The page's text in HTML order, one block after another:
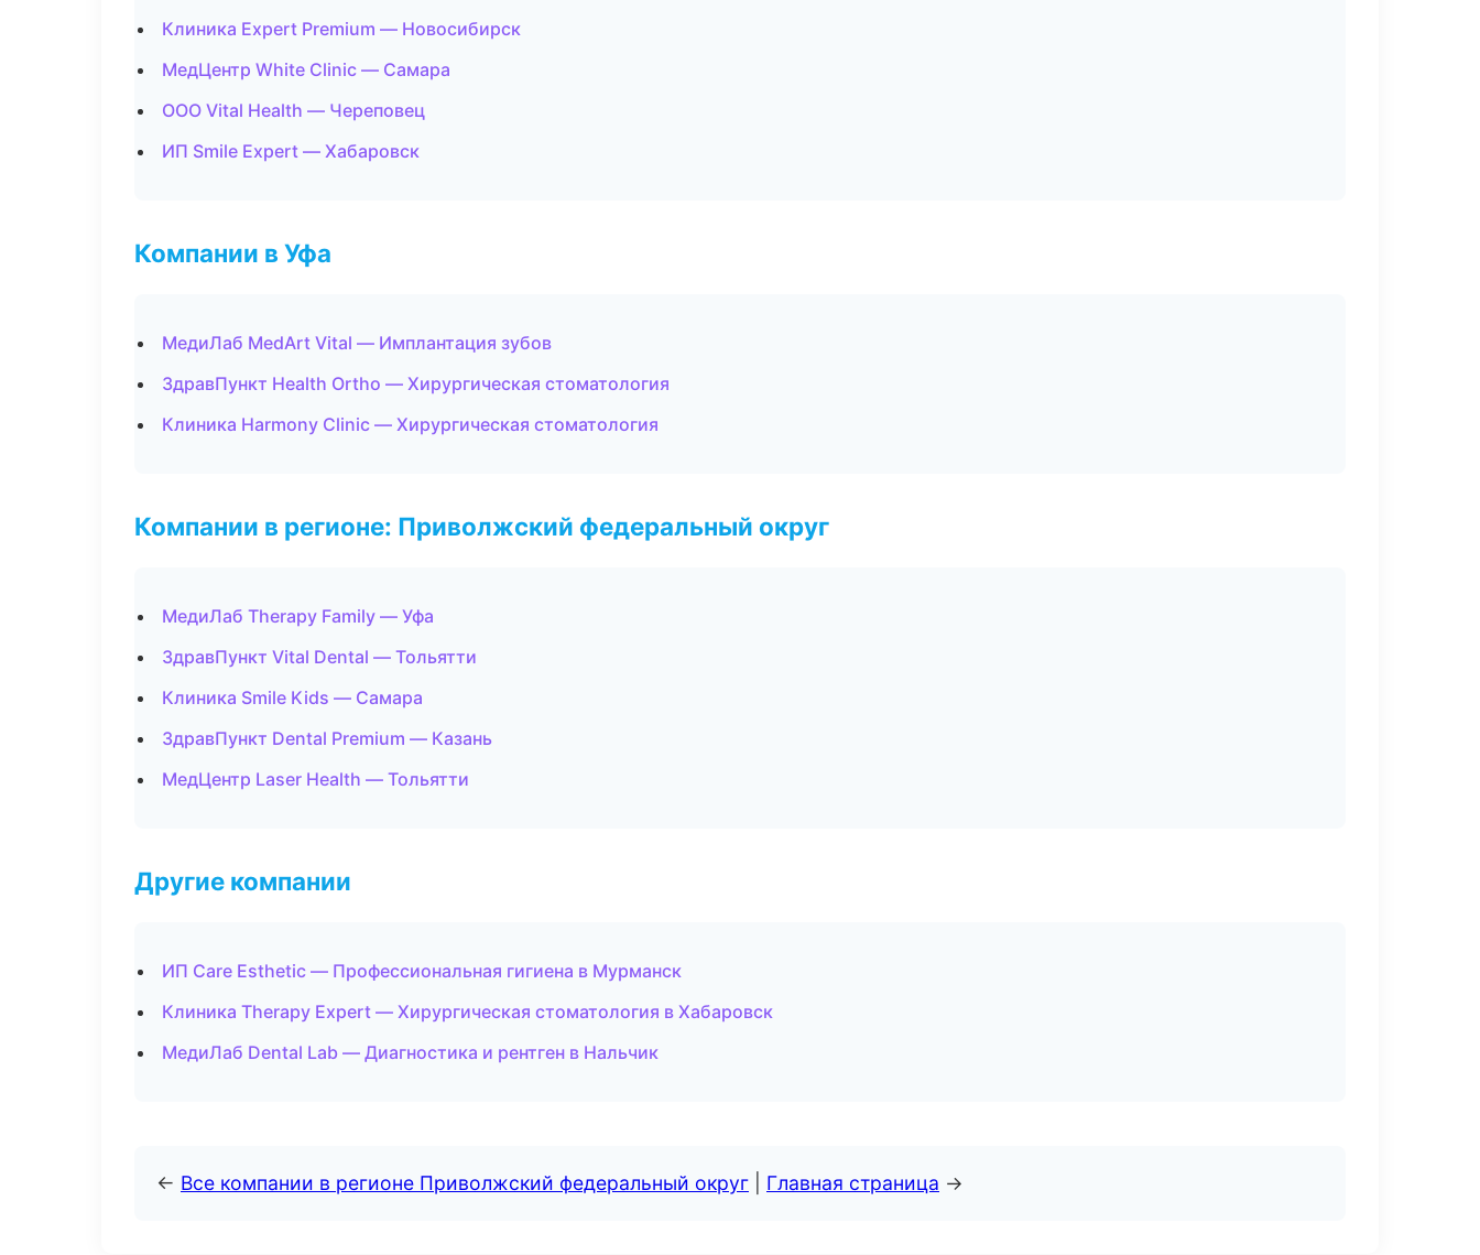
Клиника Expert Premium — Новосибирск
МедЦентр White Clinic — Самара
ООО Vital Health — Череповец
ИП Smile Expert — Хабаровск
Компании в Уфа
МедиЛаб MedArt Vital — Имплантация зубов
ЗдравПункт Health Ortho — Хирургическая стоматология
Клиника Harmony Clinic — Хирургическая стоматология
Компании в регионе: Приволжский федеральный округ
МедиЛаб Therapy Family — Уфа
ЗдравПункт Vital Dental — Тольятти
Клиника Smile Kids — Самара
ЗдравПункт Dental Premium — Казань
МедЦентр Laser Health — Тольятти
Другие компании
ИП Care Esthetic — Профессиональная гигиена в Мурманск
Клиника Therapy Expert — Хирургическая стоматология в Хабаровск
МедиЛаб Dental Lab — Диагностика и рентген в Нальчик
← Все компании в регионе Приволжский федеральный округ Главная страница →